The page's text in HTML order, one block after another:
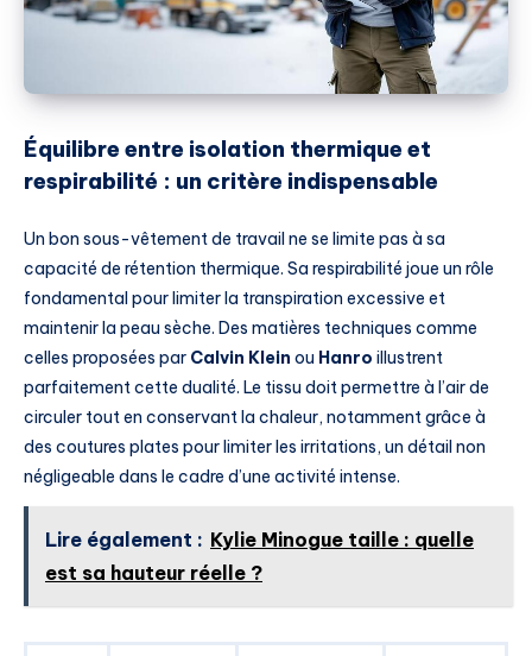
Équilibre entre isolation thermique et
respirabilité : un critère indispensable
Un bon sous-vêtement de travail ne se limite pas à sa
capacité de rétention thermique. Sa respirabilité joue un rôle
fondamental pour limiter la transpiration excessive et
maintenir la peau sèche. Des matières techniques comme
celles proposées par Calvin Klein ou Hanro illustrent
parfaitement cette dualité. Le tissu doit permettre à l’air de
circuler tout en conservant la chaleur, notamment grâce à
des coutures plates pour limiter les irritations, un détail non
négligeable dans le cadre d’une activité intense.
Lire également : Kylie Minogue taille : quelle
est sa hauteur réelle ?